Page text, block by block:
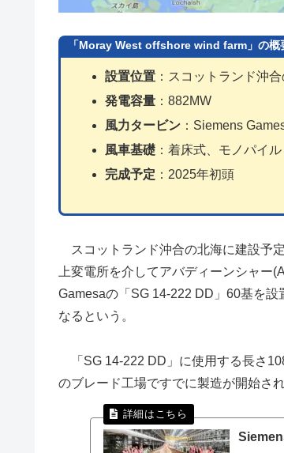
「Moray West offshore wind farm」の概
設置位置：スコットランド沖
発電容量：882MW
風力タービン：Siemens
風車基礎：着床式、モノパイル
完成予定 ：2025年初頭
スコットランド沖合の北海に建設予
上変電所を介してアバディーンシャ
Gamesaの「SG 14-222 DD」60基を
なるという。
「SG 14-222 DD」に使用する長さ
のブレード工場ですでに製造が開始され